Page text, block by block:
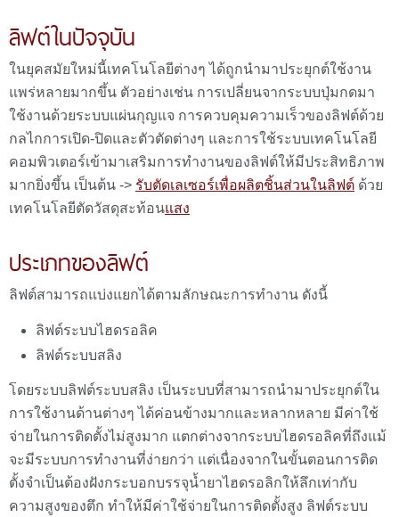
ลิฟต์ในปัจจุบัน
ในยุคสมัยใหม่นี้เทคโนโลยีต่างๆ ได้ถูกนำมาประยุกต์ใช้งาน
แพร่หลายมากขึ้น ตัวอย่างเช่น การเปลี่ยนจากระบบปุ่มกดมา
ใช้งานด้วยระบบแผ่นกุญแจ การควบคุมความเร็วของลิฟต์ด้วย
กลไกการเปิด-ปิดและตัวตัดต่างๆ และการใช้ระบบเทคโนโลยี
คอมพิวเตอร์เข้ามาเสริมการทำงานของลิฟต์ให้มีประสิทธิภาพ
มากยิ่งขึ้น เป็นต้น -> รับตัดเลเซอร์เพื่อผลิตชิ้นส่วนในลิฟต์ ด้วย
เทคโนโลยีตัดวัสดุสะท้อนแสง
ประเภทของลิฟต์
ลิฟต์สามารถแบ่งแยกได้ตามลักษณะการทำงาน ดังนี้
ลิฟต์ระบบไฮดรอลิค
ลิฟต์ระบบสลิง
โดยระบบลิฟต์ระบบสลิง เป็นระบบที่สามารถนำมาประยุกต์ใน
การใช้งานด้านต่างๆ ได้ค่อนข้างมากและหลากหลาย มีค่าใช้
จ่ายในการติดตั้งไม่สูงมาก แตกต่างจากระบบไฮดรอลิคที่ถึงแม้
จะมีระบบการทำงานที่ง่ายกว่า แต่เนื่องจากในขั้นตอนการติด
ตั้งจำเป็นต้องฝังกระบอกบรรจุน้ำยาไฮดรอลิกให้ลึกเท่ากับ
ความสูงของตึก ทำให้มีค่าใช้จ่ายในการติดตั้งสูง ลิฟต์ระบบ